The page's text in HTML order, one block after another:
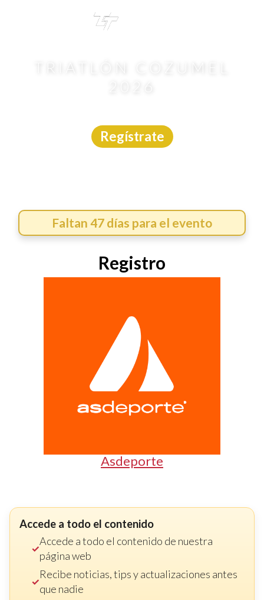
TRIATLÓN COZUMEL
Regístrate
Faltan 47 días para el evento
Registro
Asdeporte
Accede a todo el contenido
Accede a todo el contenido de nuestra
página web
Recibe noticias, tips y actualizaciones antes
que nadie